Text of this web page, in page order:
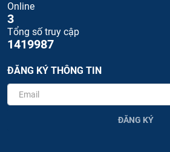
Online
3
Tổng số truy cập
1419987
ĐĂNG KÝ THÔNG TIN
ĐĂNG KÝ